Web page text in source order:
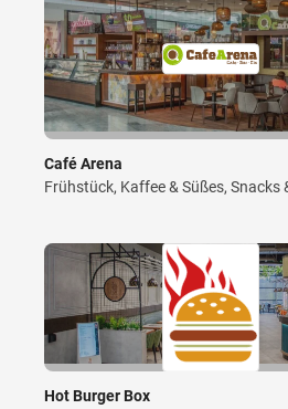
Café Arena
Frühstück, Kaffee & Süßes, Snacks
Hot Burger Box